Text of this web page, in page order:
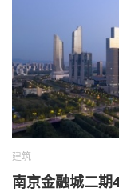
建筑
南京金融城二